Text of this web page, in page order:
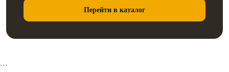
Перейти в каталог
```